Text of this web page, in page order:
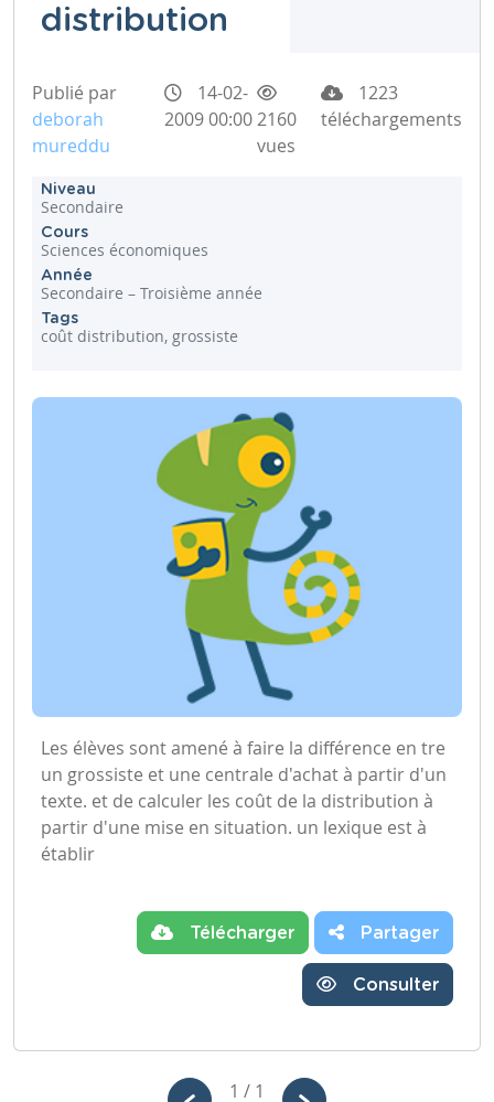
distribution
Publié par
deborah
mureddu
14-02-
2009 00:00 2160
vues
1223
téléchargements
Niveau
Secondaire
Cours
Sciences économiques
Année
Secondaire – Troisième année
Tags
coût distribution, grossiste
Les élèves sont amené à faire la différence en tre
un grossiste et une centrale d'achat à partir d'un
texte. et de calculer les coût de la distribution à
partir d'une mise en situation. un lexique est à
établir
Télécharger Partager
Consulter
1 / 1